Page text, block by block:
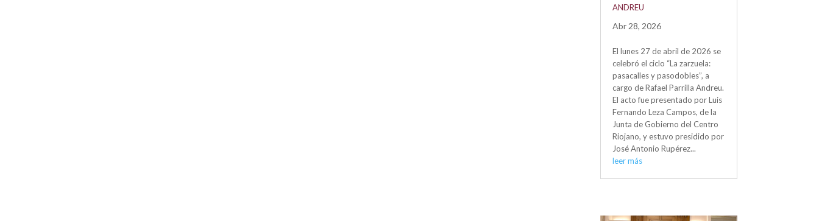
ANDREU
Abr 28, 2026
El lunes 27 de abril de 2026 se
celebró el ciclo “La zarzuela:
pasacalles y pasodobles”, a
cargo de Rafael Parrilla Andreu.
El acto fue presentado por Luis
Fernando Leza Campos, de la
Junta de Gobierno del Centro
Riojano, y estuvo presidido por
José Antonio Rupérez...
leer más